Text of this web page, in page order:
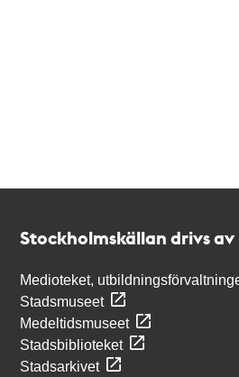
Stockholmskällan drivs av
Medioteket,
Stadsmuseet
Medeltidsmuseet
Stadsbiblioteket
Stadsarkivet